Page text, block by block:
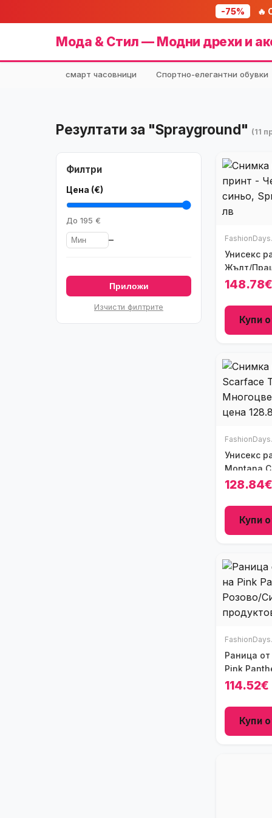
-75% 🔥
Мода & Стил — Модни дрехи и
смарт часовници Спортно-елегантни обувки
Резултати за "Sprayground" (11
Филтри
Цена (€)
До 195 €
–
Приложи
Изчисти филтрите
Унисекс
Жълт/
148.78€
Купи
Унисекс
Montana
128.84€
Купи
Раница
Pink
Син
114.52€
Купи